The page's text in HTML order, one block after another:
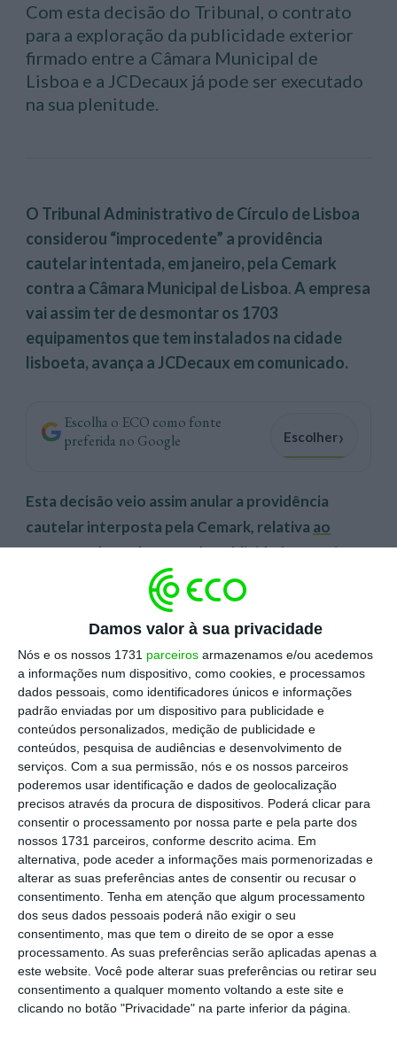
Damos valor à sua privacidade
Nós e os nossos 1731 parceiros armazenamos e/ou acedemos
a informações num dispositivo, como cookies, e processamos
dados pessoais, como identificadores únicos e informações
padrão enviadas por um dispositivo para publicidade e
conteúdos personalizados, medição de publicidade e
conteúdos, pesquisa de audiências e desenvolvimento de
serviços. Com a sua permissão, nós e os nossos parceiros
poderemos usar identificação e dados de geolocalização
precisos através da procura de dispositivos. Poderá clicar para
consentir o processamento por nossa parte e pela parte dos
nossos 1731 parceiros, conforme descrito acima. Em
alternativa, pode aceder a informações mais pormenorizadas e
alterar as suas preferências antes de consentir ou recusar o
consentimento. Tenha em atenção que algum processamento
dos seus dados pessoais poderá não exigir o seu
consentimento, mas que tem o direito de se opor a esse
processamento. As suas preferências serão aplicadas apenas a
este website. Você pode alterar suas preferências ou retirar seu
consentimento a qualquer momento voltando a este site e
clicando no botão "Privacidade" na parte inferior da página.
Com esta decisão do Tribunal, o contrato
para a exploração da publicidade exterior
firmado entre a Câmara Municipal de
Lisboa e a JCDecaux já pode ser executado
na sua plenitude.
O Tribunal Administrativo de Círculo de Lisboa
considerou “improcedente” a providência
cautelar intentada, em janeiro, pela Cemark
contra a Câmara Municipal de Lisboa.A empresa
vai assim ter de desmontar os 1703
equipamentos que tem instalados na cidade
lisboeta, avança a JCDecaux em comunicado.
Escolha o ECO como fonte
preferida no Google
Escolher›
Esta decisão veio assim anular a providência
cautelar interposta pela Cemark, relativa ao
contrato de exploração da publicidade exterior,
firmado entre a Câmara Municipal de Lisboa e a
JCDecaux em setembro de 2022
a obrigatoriedade de desmontagem dos
equipamentos da Cemark.
Em causa estavam 1703 equipamentos na cidade
de Lisboa, entre abrigos e Mupis (mobiliário
urbano para informação), que a Cemark está agora
obrigada a desmontar.Com esta decisão do
Tribunal, o contrato para a exploração da
publicidade exterior firmado entre a Câmara
Municipal de Lisboa e a JCDecaux já pode ser
executado na sua plenitude.
Estecontratocontempla a concessão da
publicidadeoutdoorem Lisboa por 15 anos, por
um valor de 8,3 milhões/ano.